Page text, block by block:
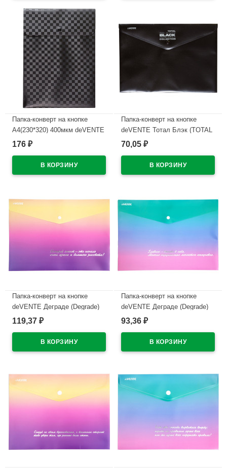
Папка-конверт на кнопке
А4(230*320) 400мкм deVENTE
Тотал Блэк (Total Black),
176 ₽
Папка-конверт на кнопке
deVENTE Тотал Блэк (TOTAL
BLACK) A4 (240*335мм) 180
дизайном , индивидуальная
маркировка
70,05 ₽
Папка-конверт на кнопке
deVENTE Деграде (Degrade)
A4 (335x240 мм) 180 мкм,
тиснение фольгой
арт.3071313 (Ст.12)
119,37 ₽
Папка-конверт на кнопке
deVENTE Деграде (Degrade)
A4 (335x240 мм) 180 мкм,
тиснение фольгой
арт.3071314 (Ст.12)
93,36 ₽